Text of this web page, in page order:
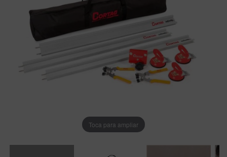
Toca para ampliar